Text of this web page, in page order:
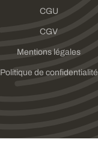
CGU
CGV
Mentions légales
Politique de confidentialité